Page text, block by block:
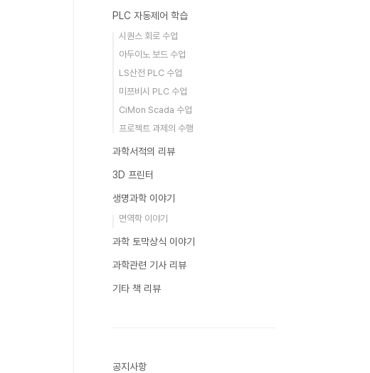
PLC 자동제어 학습
시퀀스 회로 수업
아두이노 보드 수업
LS산전 PLC 수업
미쯔비시 PLC 수업
CiMon Scada 수업
프로젝트 과제의 수행
과학서적의 리뷰
3D 프린터
생명과학 이야기
면역학 이야기
과학 토막상식 이야기
과학관련 기사 리뷰
기타 책 리뷰
공지사항